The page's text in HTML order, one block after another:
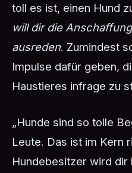
toll es ist, einen Hund
will dir die
ausreden. Zumindest
Impulse dafür geben,
Haustieres infrage zu
„Hunde sind so tolle
Leute. Das ist im Kern
Hundebesitzer wird dir